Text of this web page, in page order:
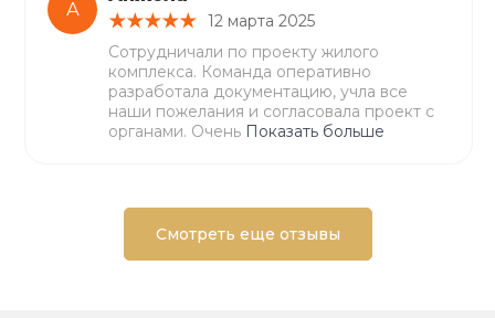
А
12 марта 2025
Сотрудничали по проекту жилого
комплекса. Команда оперативно
разработала документацию, учла все
наши пожелания и согласовала проект с
органами. Очень Показать больше
Смотреть еще отзывы